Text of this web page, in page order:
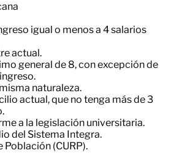
igual o menos a 4 salarios
actual.
general de 8, con excepción de
naturaleza.
actual, que no tenga más de 3
a la legislación universitaria.
del Sistema Integra.
Población (CURP).